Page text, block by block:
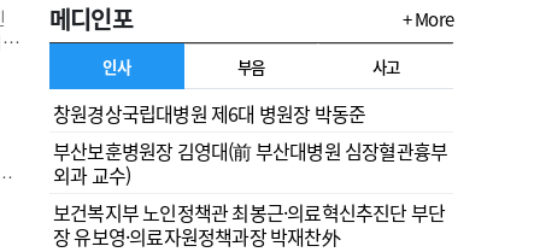
메디인포 + More
인사 부음 사고
창원경상국립대병원 제6대 병원장 박동준
부산보훈병원장 김영대(前 부산대병원 심장혈관흉부
외과 교수)
보건복지부 노인정책관 최봉근·의료혁신추진단 부단
장 유보영·의료자원정책과장 박재찬外